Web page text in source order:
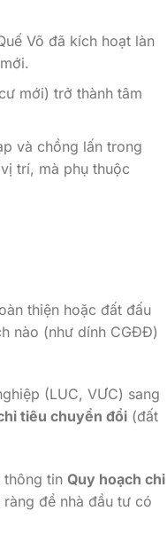
Võ đã kích hoạt làn
mới) trở thành tâm
và chồng lấn trong
trí, mà phụ thuộc
thiện hoặc đất đấu
nào (như dính CGĐĐ)
(LUC, VƯC) sang
tiêu chuyển đổi(đất
tin Quy hoạch chi
để nhà đầu tư có